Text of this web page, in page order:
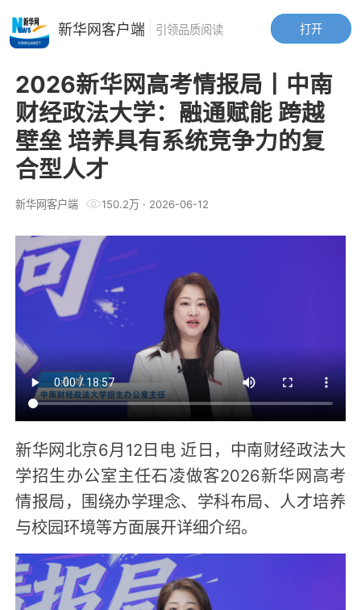
2026新华网高考情报局丨中南
财经政法大学：融通赋能 跨越
壁垒 培养具有系统竞争力的复
合型人才
新华网客户端 150.2万· 2026-06-12
新华网北京6月12日电 近日，中南财经政法大
学招生办公室主任石凌做客2026新华网高考
情报局，围绕办学理念、学科布局、人才培养
与校园环境等方面展开详细介绍。
打开
新华网客户端 引领品质阅读